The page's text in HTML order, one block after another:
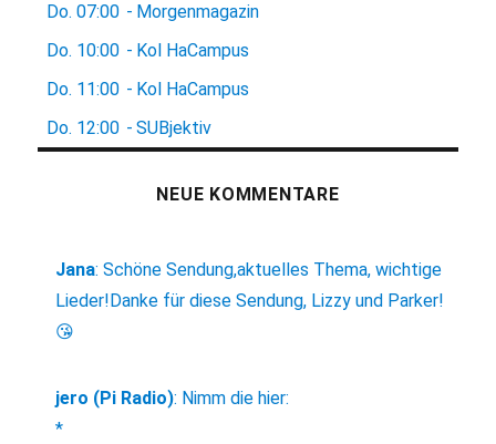
Do. 07:00 - Morgenmagazin
Do. 10:00 - Kol HaCampus
Do. 11:00 - Kol HaCampus
Do. 12:00 - SUBjektiv
NEUE KOMMENTARE
Jana:Schöne Sendung,aktuelles Thema, wichtige
Lieder!Danke für diese Sendung, Lizzy und Parker!
😘
jero (Pi Radio): Nimm die hier:
*